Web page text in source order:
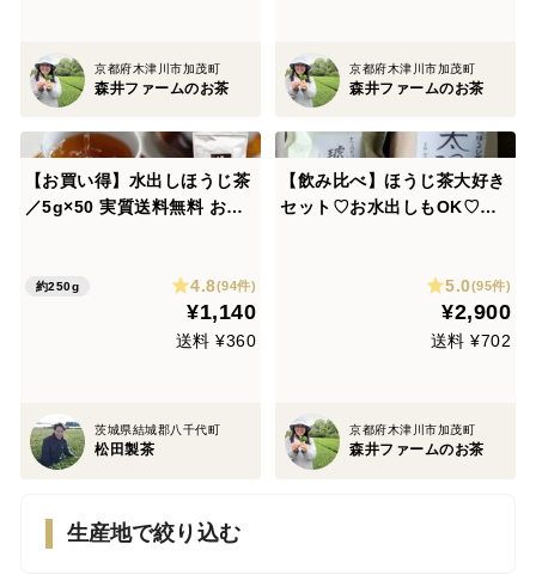
京都府木津川市加茂町
森井ファームのお茶
京都府木津川市加茂町
森井ファームのお茶
【お買い得】水出しほうじ茶
／5g×50 実質送料無料 お茶
ポスト 松田製茶 猿島茶 暑い
夏に 寒い冬にも TBG-052
約250g 4.8(94件)
¥1,140
送料 ¥360
茨城県結城郡八千代町
松田製茶
【飲み比べ】ほうじ茶大好き
セット♡お水出しもOK♡浅
得なセット！（農薬・化学肥
料・除草剤不使用）（ティー
パックリクエスト可）
5.0(95件)
¥2,900
送料 ¥702
京都府木津川市加茂町
森井ファームのお茶
生産地で絞り込む